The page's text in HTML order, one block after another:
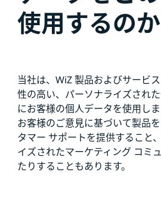
使用するのか
当社は、WiZ 製品およびサービ
性の高い、パーソナライズされ
にお客様の個人データを使用しま
お客様のご意見に基づいて製品
タマー サポートを提供すること
イズされたマーケティング コミ
たりすることもあります。